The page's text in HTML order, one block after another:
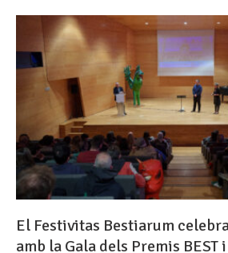
El Festivitas Bestiarum
amb la Gala dels Premis